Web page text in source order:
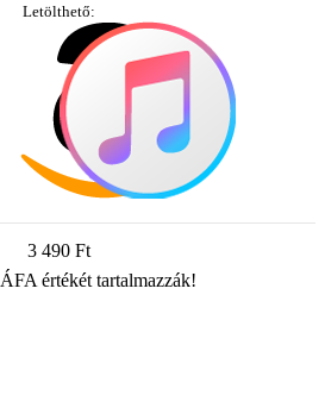
Letölthető:
3 490 Ft
értékét tartalmazzák!